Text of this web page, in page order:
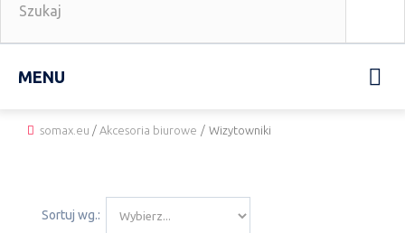
MENU
somax.eu / Akcesoria biurowe / Wizytowniki
Sortuj wg.: